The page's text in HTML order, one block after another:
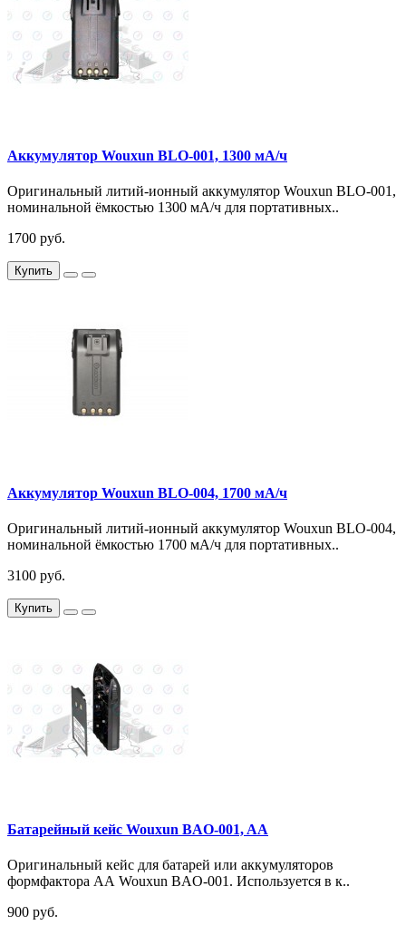
Аккумулятор Wouxun BLO-001, 1300 мА/ч
Оригинальный литий-ионный аккумулятор Wouxun BLO-001,
номинальной ёмкостью 1300 мА/ч для портативных..
1700 руб.
Купить
Аккумулятор Wouxun BLO-004, 1700 мА/ч
Оригинальный литий-ионный аккумулятор Wouxun BLO-004,
номинальной ёмкостью 1700 мА/ч для портативных..
3100 руб.
Купить
Батарейный кейс Wouxun BAO-001, AA
Оригинальный кейс для батарей или аккумуляторов
формфактора АА Wouxun BAO-001. Используется в к..
900 руб.